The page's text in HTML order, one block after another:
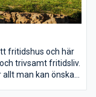
fritidshus och här
trivsamt fritidsliv.
man kan önska